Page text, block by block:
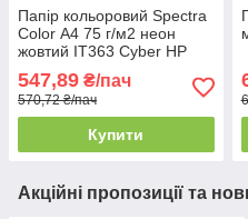
Папір кольоровий Spectra
Color А4 75 г/м2 неон
жовтий IT363 Cyber HP
547,89 ₴/пач
570,72 ₴/пач
Купити
Акційні пропозиції та